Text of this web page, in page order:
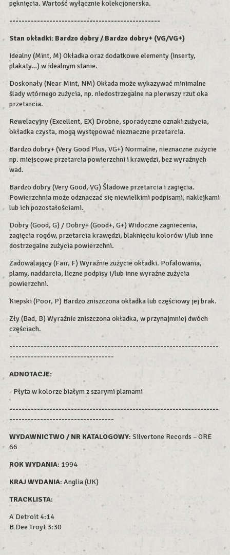
pęknięcia. Wartość wyłącznie kolekcjonerska.
-------------------------------------------------
Stan okładki: Bardzo dobry / Bardzo dobry+ (VG/VG+)
Idealny (Mint, M) Okładka oraz dodatkowe elementy (inserty,
plakaty…) w idealnym stanie.
Doskonały (Near Mint, NM) Okłada może wykazywać minimalne
ślady wtórnego zużycia, np. niedostrzegalne na pierwszy rzut oka
przetarcia.
Rewelacyjny (Excellent, EX) Drobne, sporadyczne oznaki zużycia,
okładka czysta, mogą występować nieznaczne przetarcia.
Bardzo dobry+ (Very Good Plus, VG+) Normalne, nieznaczne zużycie
np. miejscowe przetarcia powierzchni i krawędzi, bez wyraźnych
wad.
Bardzo dobry (Very Good, VG) Śladowe przetarcia i zagięcia.
Powierzchnia może odznaczać się niewielkimi podpisami, naklejkami
lub ich pozostałościami.
Dobry (Good, G) / Dobry+ (Good+, G+) Widoczne zagniecenia,
zagięcia rogów, przetarcia krawędzi, blaknięciu kolorów i/lub inne
dostrzegalne zużycia powierzchni.
Zadowalający (Fair, F) Wyraźnie zużycie okładki. Pofalowania,
plamy, naddarcia, liczne podpisy i/lub inne wyraźne zużycia
powierzchni.
Kiepski (Poor, P) Bardzo zniszczona okładka lub częściowy jej brak.
Zły (Bad, B) Wyraźnie zniszczona okładka, w przynajmniej dwóch
częściach.
--------------------------------------------------------------------
----------------------------------
ADNOTACJE:
- Płyta w kolorze białym z szarymi plamami
--------------------------------------------------------------------
----------------------------------
WYDAWNICTWO / NR KATALOGOWY: Silvertone Records – ORE
66
ROK WYDANIA: 1994
KRAJ WYDANIA: Anglia (UK)
TRACKLISTA:
A Detroit 4:14
B Dee Troyt 3:30